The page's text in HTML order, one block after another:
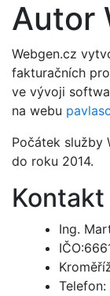
Autor
Webgen.cz
fakturačních
ve vývoji
na webu
Počátek služby
do roku 2014.
Kontakt
Ing.
Telefon: